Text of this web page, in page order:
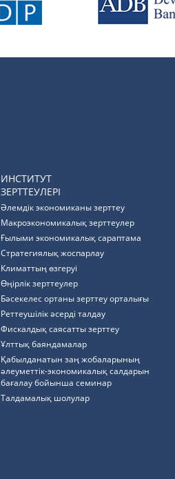
ИНСТИТУТ
ЗЕРТТЕУЛЕРІ
Әлемдік экономиканы зерттеу
Макроэкономикалық зерттеулер
Ғылыми экономикалық сараптама
Стратегиялық жоспарлау
Климаттың өзгеруі
Өңірлік зерттеулер
Бәсекелес ортаны зерттеу орталығы
Реттеушілік әсерді талдау
Фискалдық саясатты зерттеу
Ұлттық баяндамалар
Қабылданатын заң жобаларының
әлеуметтік-экономикалық салдарын
бағалау бойынша семинар
Талдамалық шолулар